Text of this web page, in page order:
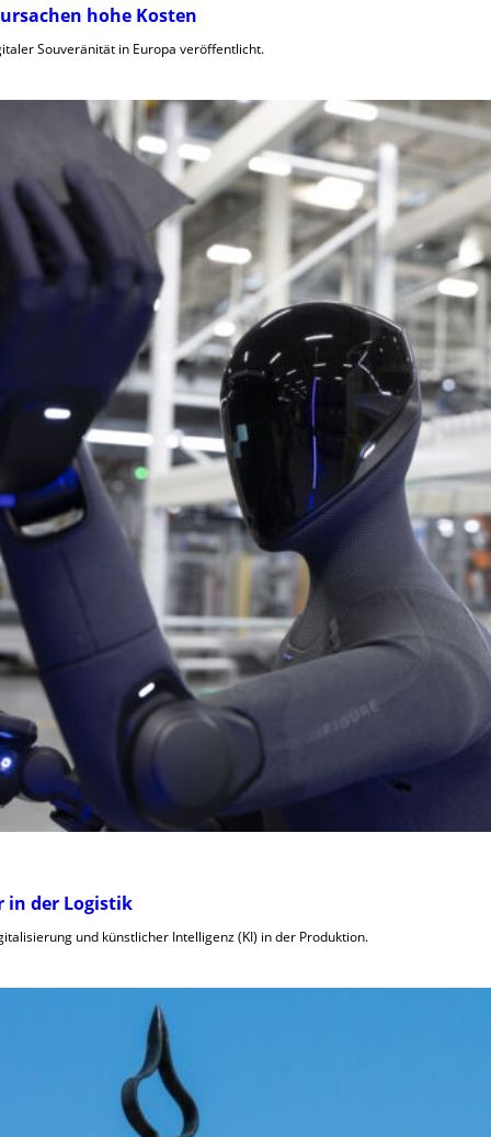
hohe Kosten
Souveränität in Europa veröffentlicht.
in der Logistik
und künstlicher Intelligenz (KI) in der Produktion.